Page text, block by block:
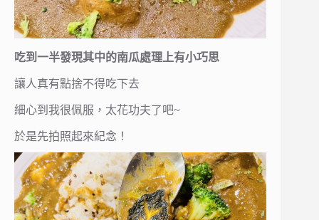
吃到一半發現其中的南瓜處理上有小巧思
讓人真有點捨不得吃下去
細心到我很佩服，太花功夫了吧~
於是先拍照起來紀念！